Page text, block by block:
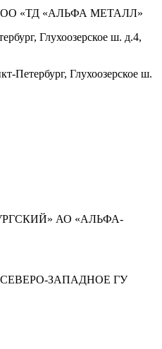
«ТД «АЛЬФА МЕТАЛЛ»
Глухоозерское ш. д.4,
Петербург, Глухоозерское ш.
АО «АЛЬФА-
в СЕВЕРО-ЗАПАДНОЕ ГУ